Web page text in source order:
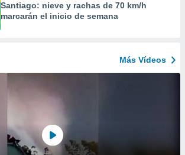
Santiago: nieve y rachas de 70 km/h
marcarán el inicio de semana
Más Vídeos